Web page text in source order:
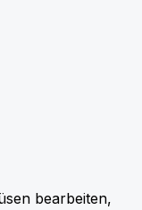
bearbeiten,